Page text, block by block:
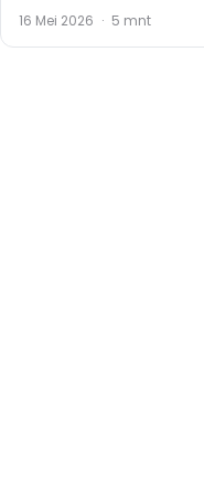
16 Mei 2026 · 5 mnt